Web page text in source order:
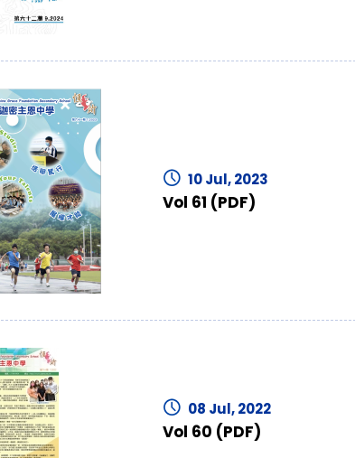
10 Jul, 2023
Vol 61 (PDF)
08 Jul, 2022
Vol 60 (PDF)